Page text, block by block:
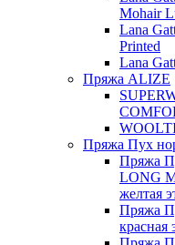
Mohair
Lana
Printed
Lana
Пряжа ALIZE
Пряжа Пух
Пряжа
LONG
желтая
Пряжа
красная